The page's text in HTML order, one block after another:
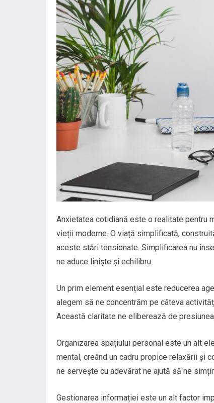
Anxietatea cotidiană este o realitate pentru
vieții moderne. O viață simplificată,
aceste stări tensionate. Simplificarea nu
ne aduce liniște și echilibru.
Un prim element esențial este reducerea
alegem să ne concentrăm pe câteva
Această claritate ne eliberează de
Organizarea spațiului personal este un alt
mental, creând un cadru propice relaxării și
ne servește cu adevărat ne ajută să ne
Gestionarea informației este un alt factor